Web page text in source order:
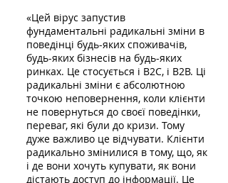
«Цей вірус запустив
фундаментальні радикальні зміни в
поведінці будь-яких споживачів,
будь-яких бізнесів на будь-яких
ринках. Це стосується і В2С, і В2В. Ці
радикальні зміни є абсолютною
точкою неповернення, коли клієнти
не повернуться до своєї поведінки,
переваг, які були до кризи. Тому
дуже важливо це відчувати. Клієнти
радикально змінилися в тому, що, як
і де вони хочуть купувати, як вони
дістають доступ до інформації. Це